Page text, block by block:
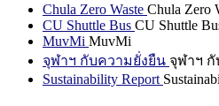
Chula Zero Waste Chula Zero
CU Shuttle Bus CU Shuttle
MuvMi MuvMi
จุฬาฯ กับความยั่งยืน จุฬาฯ
Sustainability Report